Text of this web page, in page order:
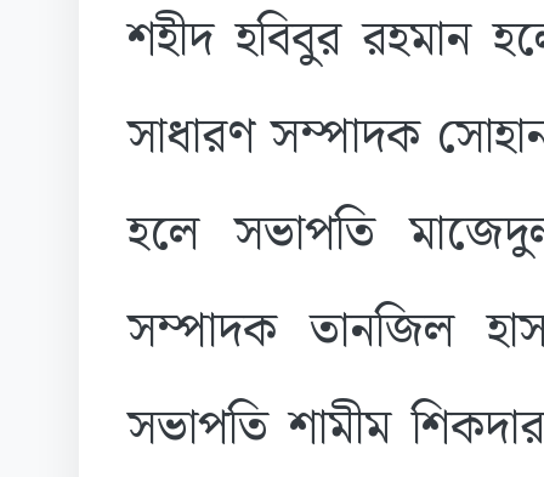
শহীদ হবিবুর রহমান
সাধারণ সম্পাদক
হলে সভাপতি
সম্পাদক তানজিল
সভাপতি শামীম